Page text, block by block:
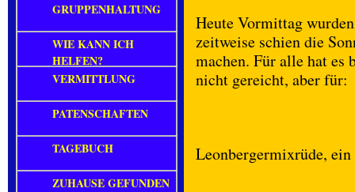
Heute Vormittag
zeitweise schien die
machen. Für alle hat es
nicht gereicht, aber für:
Leonbergermixrüde,
GRUPPENHALTUNG
WIE KANN ICH
HELFEN?
VERMITTLUNG
PATENSCHAFTEN
TAGEBUCH
ZUHAUSE GEFUNDEN